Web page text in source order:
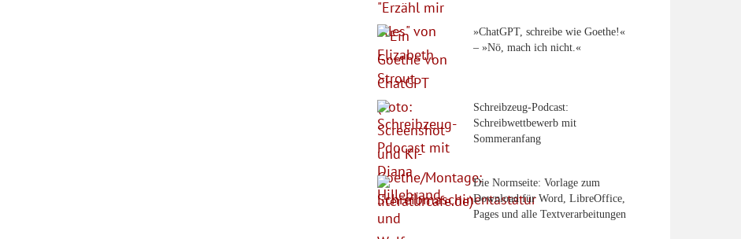
»ChatGPT, schreibe wie Goethe!«
– »Nö, mach ich nicht.«
Schreibzeug-Podcast:
Schreibwettbewerb mit
Sommeranfang
Die Normseite: Vorlage zum
Download für Word, LibreOffice,
Pages und alle Textverarbeitungen